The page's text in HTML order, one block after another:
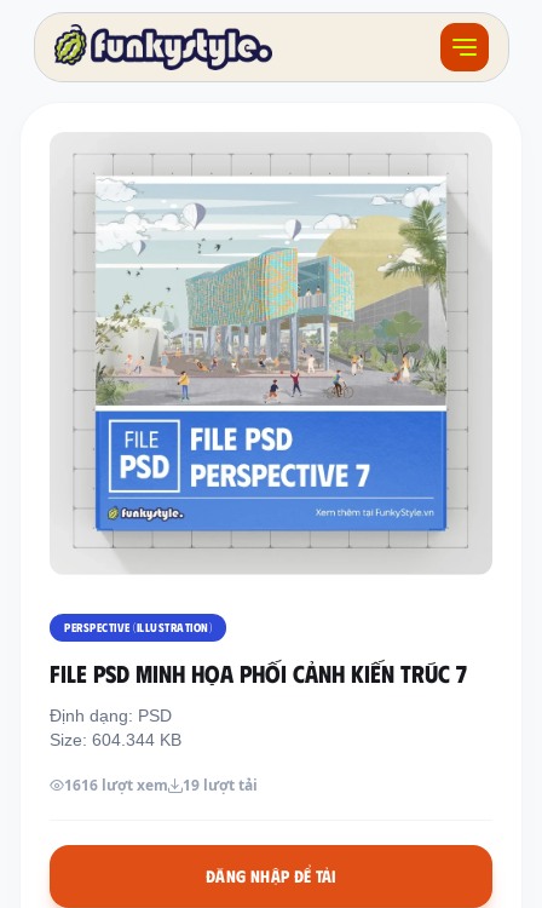
Khóa học
Tài nguyên
Sản phẩm
Giải thưởng
Đồ án
Feedback
F.BLOG
Địa chỉ:209/8D QL13, Phường Bình Thạnh,
Thành Phố Hồ Chí Minh, Việt Nam
Điện thoại: 093 803 9170
Đăng ký
PERSPECTIVE (ILLUSTRATION)
FILE PSD MINH HỌA PHỐI CẢNH KIẾN TRÚC 7
Định dạng: PSD
Size: 604.344 KB
1616 lượt xem 19 lượt tải
ĐĂNG NHẬP ĐỂ TẢI